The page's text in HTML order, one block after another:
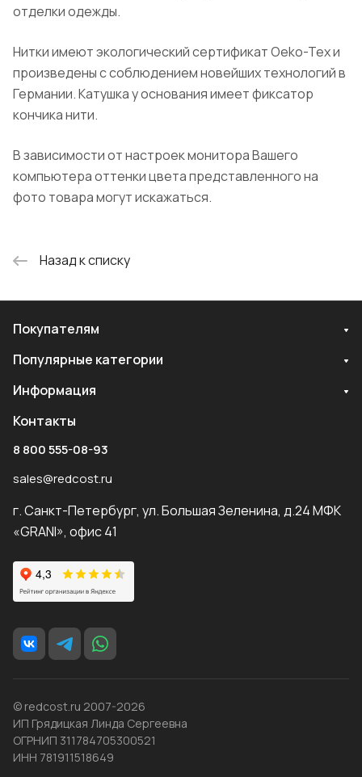
отделки одежды.
Нитки имеют экологический сертификат Oeko-Tex и
произведены с соблюдением новейших технологий в
Германии. Катушка у основания имеет фиксатор
кончика нити.
В зависимости от настроек монитора Вашего
компьютера оттенки цвета представленного на
фото товара могут искажаться.
Назад к списку
Покупателям
Популярные категории
Информация
Контакты
8 800 555-08-93
sales@redcost.ru
г. Санкт-Петербург, ул. Большая Зеленина, д.24 МФК
«GRANI», офис 41
© redcost.ru 2007-2026
ИП Грядицкая Линда Сергеевна
ОГРНИП 311784705300521
ИНН 781911518649